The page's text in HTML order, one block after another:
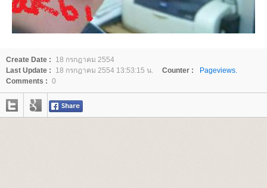
Create Date :
18 กรกฎาคม 2554
Last Update :
18 กรกฎาคม 2554 13:53:15 น. Counter :
Pageviews.
Comments : 0